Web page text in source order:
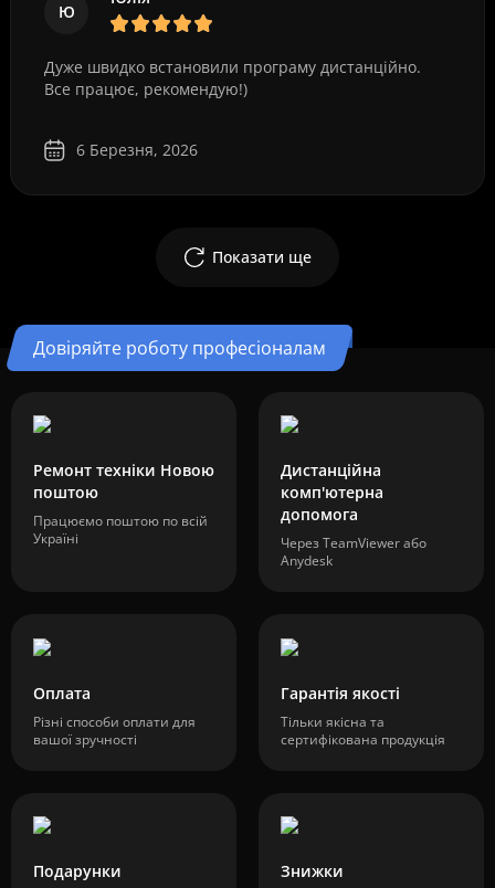
Ю
Дуже швидко встановили програму дистанційно.
Все працює, рекомендую!)
6 Березня, 2026
Показати ще
Довіряйте роботу професіоналам
Ремонт техніки Новою
поштою
Працюємо поштою по всій
Україні
Дистанційна
комп'ютерна
допомога
Через TeamViewer або
Anydesk
Оплата
Різні способи оплати для
вашої зручності
Гарантія якості
Тільки якісна та
сертифікована продукція
Подарунки Знижки